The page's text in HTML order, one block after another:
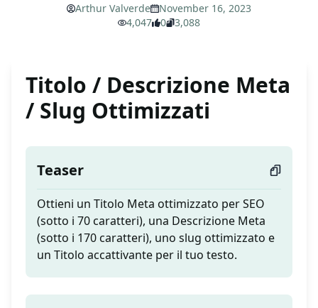
Arthur Valverde
November 16, 2023
4,047
0 3,088
Titolo / Descrizione Meta
/ Slug Ottimizzati
Teaser
Ottieni un Titolo Meta ottimizzato per SEO
(sotto i 70 caratteri), una Descrizione Meta
(sotto i 170 caratteri), uno slug ottimizzato e
un Titolo accattivante per il tuo testo.